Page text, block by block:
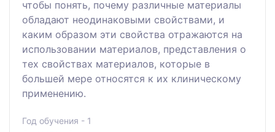
чтобы понять, почему различные материалы
обладают неодинаковыми свойствами, и
каким образом эти свойства отражаются на
использовании материалов, представления о
тех свойствах материалов, которые в
большей мере относятся к их клиническому
применению.
Год обучения - 1